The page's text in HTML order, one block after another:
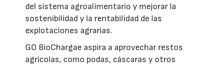
del sistema agroalimentario y mejorar la
sostenibilidad y la rentabilidad de las
explotaciones agrarias.
GO BioChargae aspira a aprovechar restos
agrícolas, como podas, cáscaras y otros